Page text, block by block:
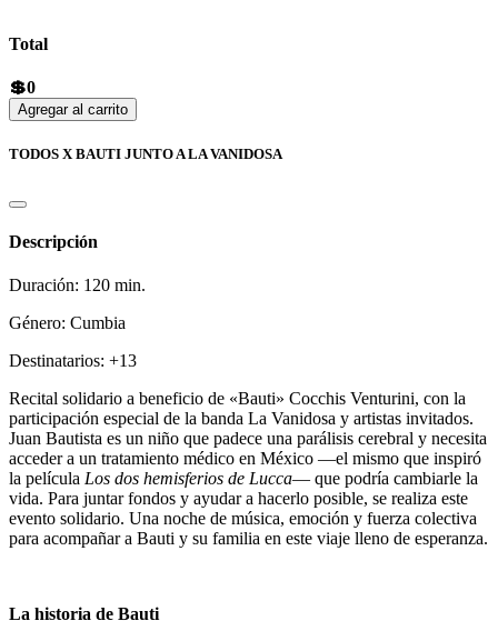
Total
💲0
Agregar al carrito
TODOS X BAUTI JUNTO A LA VANIDOSA
Descripción
Duración: 120 min.
Género: Cumbia
Destinatarios: +13
Recital solidario a beneficio de «Bauti» Cocchis Venturini, con la
participación especial de la banda La Vanidosa y artistas invitados.
Juan Bautista es un niño que padece una parálisis cerebral y necesita
acceder a un tratamiento médico en México —el mismo que inspiró
la película Los dos hemisferios de Lucca— que podría cambiarle la
vida. Para juntar fondos y ayudar a hacerlo posible, se realiza este
evento solidario. Una noche de música, emoción y fuerza colectiva
para acompañar a Bauti y su familia en este viaje lleno de esperanza.
La historia de Bauti